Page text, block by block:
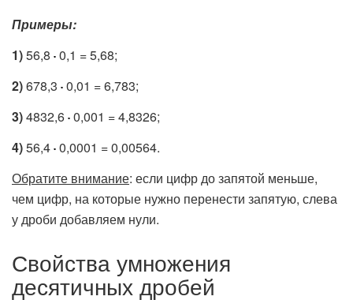
Примеры:
1)56,8 0,1 = 5,68;
2)678,3 0,01 = 6,783;
3)4832,6 0,001 = 4,8326;
4)56,4 0,0001 = 0,00564.
Обратите внимание: если цифр до запятой меньше,
чем цифр, на которые нужно перенести запятую, слева
у дроби добавляем нули.
Свойства умножения
десятичных дробей